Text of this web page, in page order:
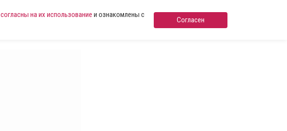
согласны на их использование и ознакомлены с
Согласен